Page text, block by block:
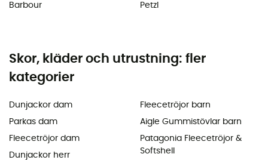
Barbour
Petzl
Skor, kläder och utrustning: fler
kategorier
Dunjackor dam
Parkas dam
Fleecetröjor dam
Dunjackor herr
Fleecetröjor barn
Aigle Gummistövlar barn
Patagonia Fleecetröjor &
Softshell